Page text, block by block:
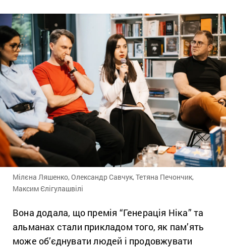
Мілєна Ляшенко, Олександр Савчук, Тетяна Печончик,
Максим Єлігулашвілі
Вона додала, що премія “Генерація Ніка” та
альманах стали прикладом того, як пам’ять
може об’єднувати людей і продовжувати